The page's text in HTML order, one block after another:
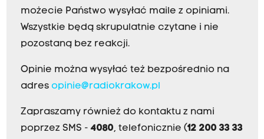
możecie Państwo wysyłać maile z opiniami.
Wszystkie będą skrupulatnie czytane i nie
pozostaną bez reakcji.
Opinie można wysyłać też bezpośrednio na
adres opinie@radiokrakow.pl
Zapraszamy również do kontaktu z nami
poprzez SMS - 4080, telefonicznie (12 200 33 33